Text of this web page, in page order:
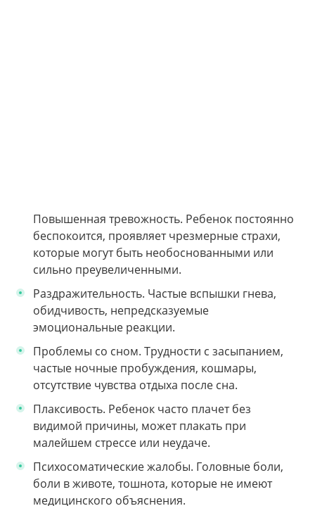
Повышенная тревожность. Ребенок постоянно
беспокоится, проявляет чрезмерные страхи,
которые могут быть необоснованными или
сильно преувеличенными.
Раздражительность. Частые вспышки гнева,
обидчивость, непредсказуемые
эмоциональные реакции.
Проблемы со сном. Трудности с засыпанием,
частые ночные пробуждения, кошмары,
отсутствие чувства отдыха после сна.
Плаксивость. Ребенок часто плачет без
видимой причины, может плакать при
малейшем стрессе или неудаче.
Психосоматические жалобы. Головные боли,
боли в животе, тошнота, которые не имеют
медицинского объяснения.